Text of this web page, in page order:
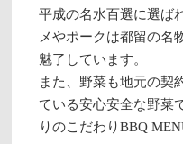
平成の名水百選に選ば
メやポークは都留の名
魅了しています。
また、野菜も地元の契
ている安心安全な野菜
りのこだわりBBQ